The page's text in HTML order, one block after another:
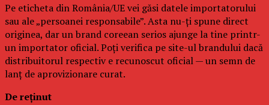
Pe eticheta din România/UE vei găsi datele importatorului
sau ale „persoanei responsabile”. Asta nu-ți spune direct
originea, dar un brand coreean serios ajunge la tine printr-
un importator oficial. Poți verifica pe site-ul brandului dacă
distribuitorul respectiv e recunoscut oficial — un semn de
lanț de aprovizionare curat.
De reținut